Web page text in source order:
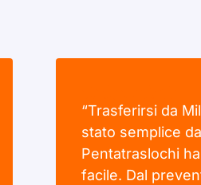
“Trasferirsi da
stato semplice
Pentatraslochi
facile. Dal